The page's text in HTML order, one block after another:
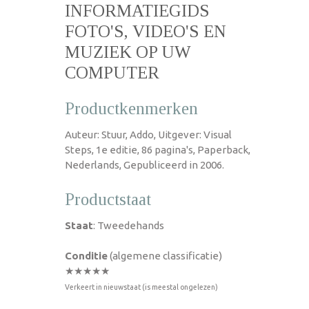
INFORMATIEGIDS
FOTO'S, VIDEO'S EN
MUZIEK OP UW
COMPUTER
Productkenmerken
Auteur: Stuur, Addo, Uitgever: Visual
Steps, 1e editie, 86 pagina's, Paperback,
Nederlands, Gepubliceerd in 2006.
Productstaat
Staat: Tweedehands
Conditie(algemene classificatie)
★★★★★
Verkeert in nieuwstaat (is meestal ongelezen)